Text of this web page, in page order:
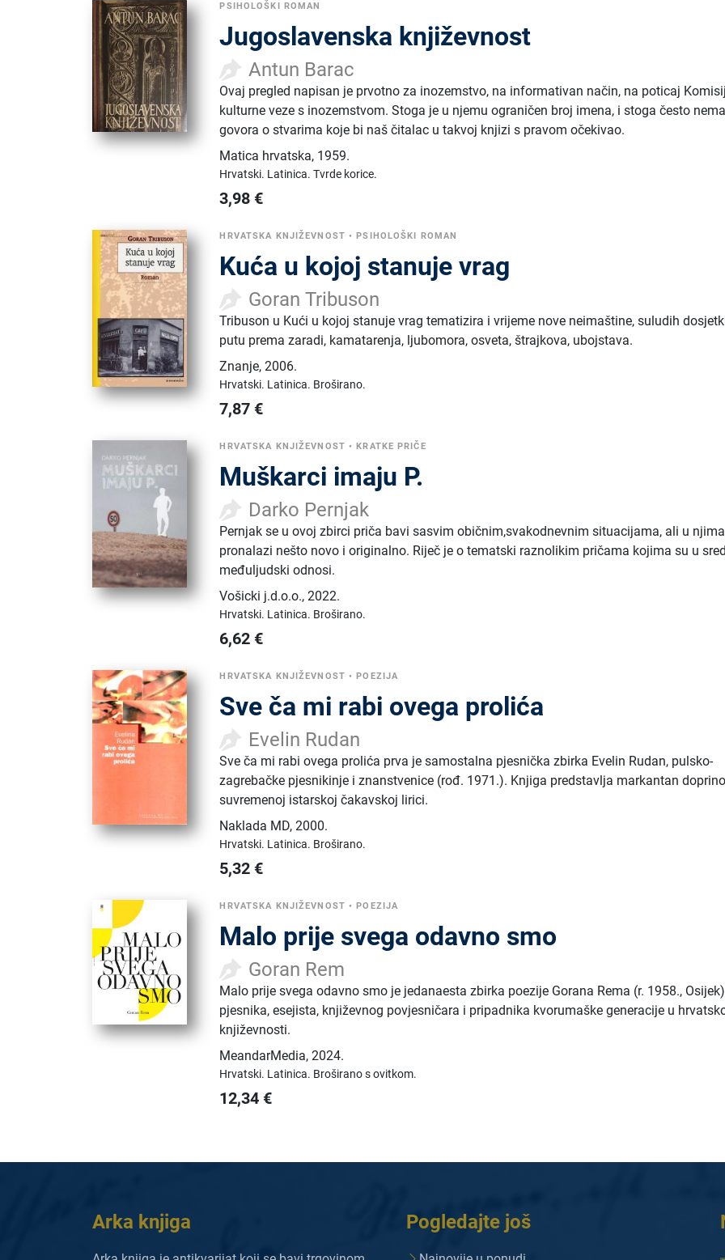
PSIHOLOŠKI ROMAN
Jugoslavenska književnost
Antun Barac
Ovaj pregled napisan je prvotno za inozemstvo, na informativan način, na poticaj
kulturne veze s inozemstvom. Stoga je u njemu ograničen broj imena, i stoga često nema
govora o stvarima koje bi naš čitalac u takvoj knjizi s pravom očekivao.
Matica hrvatska, 1959.
Hrvatski. Latinica.Tvrde korice.
3,98 €
HRVATSKA KNJIŽEVNOST • PSIHOLOŠKI ROMAN
Kuća u kojoj stanuje vrag
Goran Tribuson
Tribuson u Kući u kojoj stanuje vrag tematizira i vrijeme nove neimaštine, suludih
putu prema zaradi, kamatarenja, ljubomora, osveta, štrajkova, ubojstava.
Znanje,2006.
Hrvatski. Latinica. Broširano.
7,87 €
HRVATSKA KNJIŽEVNOST • KRATKE PRIČE
Muškarci imaju P.
Darko Pernjak
Pernjak se u ovoj zbirci priča bavi sasvim običnim,svakodnevnim situacijama, ali u njima
pronalazi nešto novo i originalno. Riječ je o tematski raznolikim pričama kojima su u
međuljudski odnosi.
Vošicki j.d.o.o.,2022.
Hrvatski. Latinica. Broširano.
6,62 €
HRVATSKA KNJIŽEVNOST • POEZIJA
Sve ča mi rabi ovega prolića
Evelin Rudan
Sve ča mi rabi ovega prolića prva je samostalna pjesnička zbirka Evelin Rudan, pulsko-
zagrebačke pjesnikinje i znanstvenice (rođ. 1971.). Knjiga predstavlja markantan
suvremenoj istarskoj čakavskoj lirici.
Naklada MD,2000.
Hrvatski. Latinica. Broširano.
5,32 €
HRVATSKA KNJIŽEVNOST • POEZIJA
Malo prije svega odavno smo
Goran Rem
Malo prije svega odavno smo je jedanaesta zbirka poezije Gorana Rema (r. 1958.,
pjesnika, esejista, književnog povjesničara i pripadnika kvorumaške generacije u
književnosti.
MeandarMedia,2024.
Hrvatski. Latinica. Broširano s ovitkom.
12,34 €
Arka knjiga Pogledajte još